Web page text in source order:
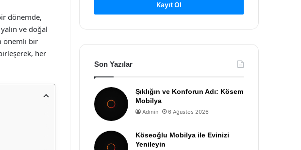
dönemde,
ve doğal
önemli bir
her
Kayıt Ol
Son Yazılar
Şıklığın ve Konforun Adı: Kösem
Mobilya
Admin 6 Ağustos 2026
Köseoğlu Mobilya ile Evinizi
Yenileyin